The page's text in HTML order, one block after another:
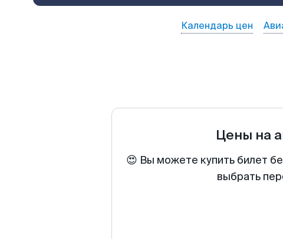
Календарь цен
Цены на
😍 Вы можете купить билет
выбрать